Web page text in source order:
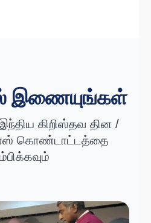
இணையுங்கள்
கிறிஸ்தவ தின /
கொண்டாட்டத்தை